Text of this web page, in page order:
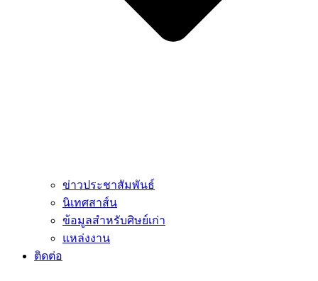
ข่าวประชาสัมพันธ์
นิเทศสาส์น
ข้อมูลสำหรับศิษย์เก่า
แหล่งงาน
ติดต่อ